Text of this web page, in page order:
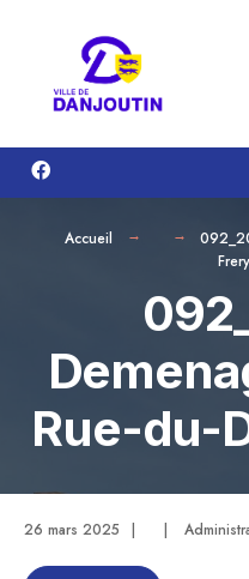
contenu
Accueil
Rue-du-
26 mars 2025 | |
for: